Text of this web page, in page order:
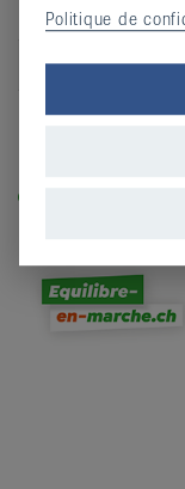
CP
2053
Lieu
entraînez la
Politique de